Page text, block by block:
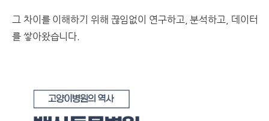
그 차이를 이해하기 위해 끊임없이 연구하고, 분석하고, 데이터
를 쌓아왔습니다.